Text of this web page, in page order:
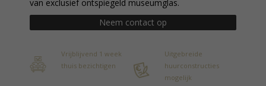
van exclusief ontspiegeld museumglas.
Neem contact op
Vrijblijvend 1 week
thuis bezichtigen
Uitgebreide
huurconstructies
mogelijk